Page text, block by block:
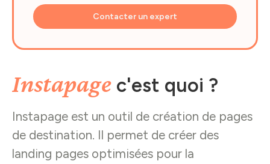
Instapage c'est quoi ?
Instapage est un outil de création de pages
de destination. Il permet de créer des
landing pages optimisées pour la
Contacter un expert